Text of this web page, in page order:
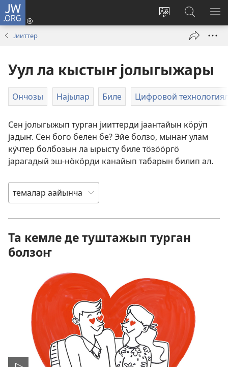
JW.ORG
Изменить
Кирер
(opens
jw.org
бедрелте
Јииттер
Уул ла кыстыҥ јолыгыжары
Ончозы Најылар Биле Цифровой
Сен јолыгыжып турган јииттерди јаантайын кӧрӱп
јадыҥ. Сен бого белен бе? Эйе болзо, мынаҥ улам
кӱчтер болбозын ла ырысту биле тӧзӧӧргӧ
јарагадый эш-нӧкӧрди канайып табарын билип ал.
Та кемле де туштажып турган
болзоҥ